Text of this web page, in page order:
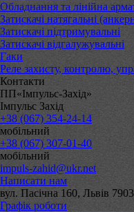
Обладнання та лінійна
Затискачі натягальні
Затискачі підтримувальні
Затискачі відгалужувальні
Гаки
Реле захисту, контролю,
Контакти
ПП«Імпульс-Захід»
Імпульс Захід
+38 (067) 354-24-14
мобільний
+38 (067) 307-01-40
мобільний
impuls-zahid@ukr.net
Написати нам
вул. Пасічна 160, Львів
Графік роботи